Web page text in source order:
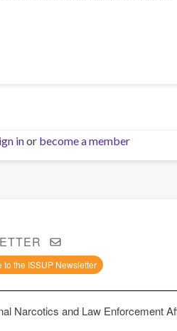
inor become a member
to the ISSUP Newsletter
Narcotics and Law Enforcement